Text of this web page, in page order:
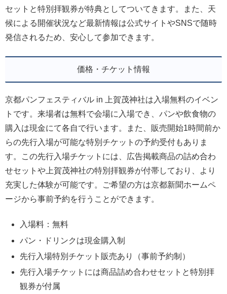
セットと特別拝観券が特典としてついてきます。また、天
候による開催状況など最新情報は公式サイトやSNSで随時
発信されるため、安心して参加できます。
価格・チケット情報
京都パンフェスティバル in 上賀茂神社は入場無料のイベン
トです。来場者は無料で会場に入場でき、パンや飲食物の
購入は現金にて各自で行います。また、販売開始1時間前か
らの先行入場が可能な特別チケットの予約受付もありま
す。この先行入場チケットには、広告掲載商品の詰め合わ
せセットや上賀茂神社の特別拝観券が付帯しており、より
充実した体験が可能です。ご希望の方は京都新聞ホームペ
ージから事前予約を行うことができます。
入場料：無料
パン・ドリンクは現金購入制
先行入場特別チケット販売あり（事前予約制）
先行入場チケットには商品詰め合わせセットと特別拝
観券が付属